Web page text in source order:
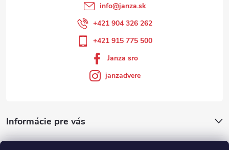
Informácie pre vás
info@janza.sk
+421 904 326 262
+421 915 775 500
Janza sro
janzadvere